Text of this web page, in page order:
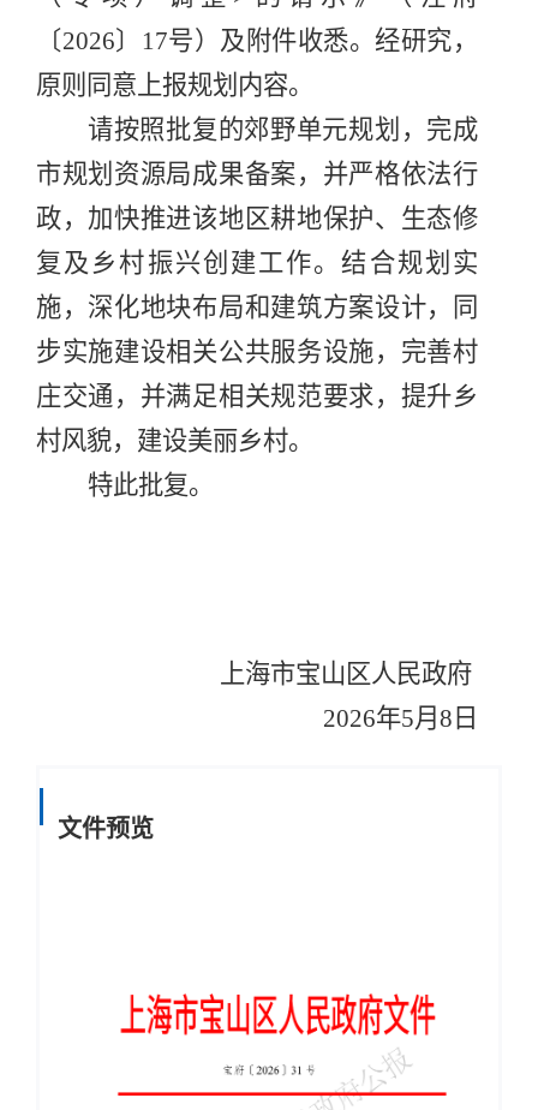
〔2026〕 17号）及附件收悉。经研究，
原则同意上报规划内容。
请按照批复的郊野单元规划，完成
市规划资源局成果备案，并严格依法行
政，加快推进该地区耕地保护、生态修
复及乡村振兴创建工作。结合规划实
施，深化地块布局和建筑方案设计，同
步实施建设相关公共服务设施，完善村
庄交通，并满足相关规范要求，提升乡
村风貌，建设美丽乡村。
特此批复。
上海市宝山区人民政府
2026年5月 8 日
文件预览